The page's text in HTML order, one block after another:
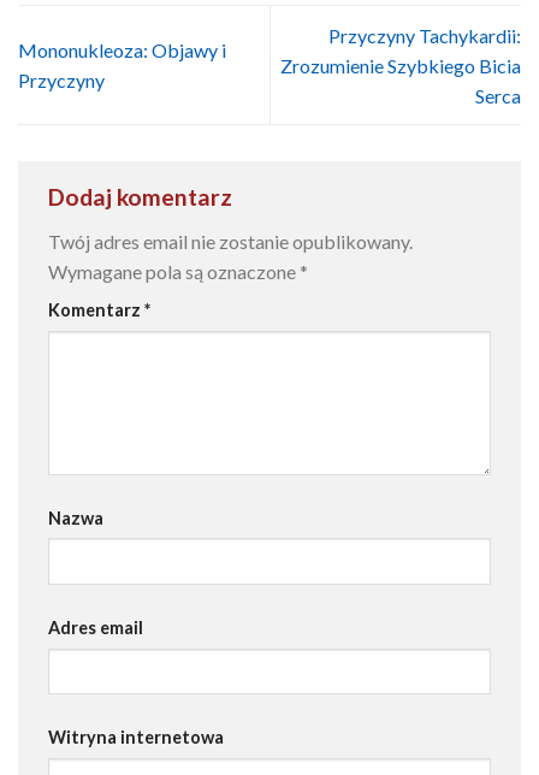
Mononukleoza: Objawy i
Przyczyny
Przyczyny Tachykardii:
Zrozumienie Szybkiego Bicia
Serca
Dodaj komentarz
Twój adres email nie zostanie opublikowany.
Wymagane pola są oznaczone *
Komentarz *
Nazwa
Adres email
Witryna internetowa